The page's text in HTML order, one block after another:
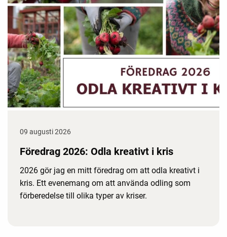
09 augusti 2026
Föredrag 2026: Odla kreativt i kris
2026 gör jag en mitt föredrag om att odla kreativt i
kris. Ett evenemang om att använda odling som
förberedelse till olika typer av kriser.